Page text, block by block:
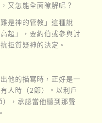
又怎能全面瞭解呢？
是神的管教」這種說
超」，要約伯或參與討
拒質疑神的決定。
他的描寫時，正好是一
人時（2節）。以利戶
，承認當他聽到那聲